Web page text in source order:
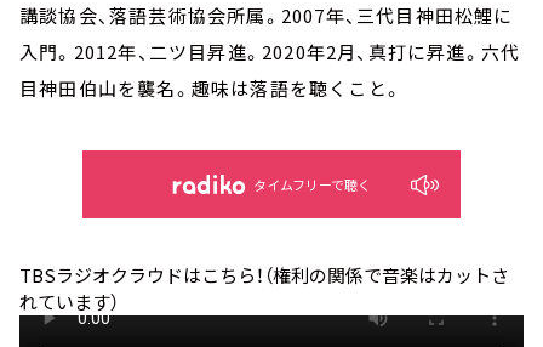
講談協会、落語芸術協会所属。2007年、三代目神田松鯉に
入門。2012年、二ツ目昇進。2020年2月、真打に昇進。六代
目神田伯山を襲名。趣味は落語を聴くこと。
タイムフリーで聴く
TBSラジオクラウドはこちら！（権利の関係で音楽はカットさ
れています）